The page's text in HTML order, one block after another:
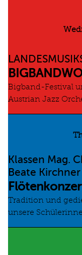
Bigband-Festival
Austrian Jazz
Klassen Mag.
Beate Kirchner
Tradition und
unsere